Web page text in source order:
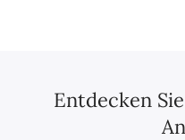
Entdecken